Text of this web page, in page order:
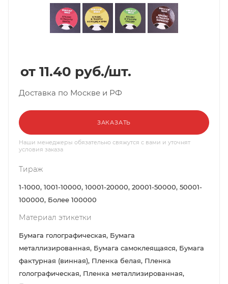
11.40 руб./шт.
Доставка по Москве и РФ
ЗАКАЗАТЬ
Наши менеджеры обязательно свяжутся с вами и уточнят
условия заказа
Тираж
1-1000, 1001-10000, 10001-20000, 20001-50000, 50001-
100000, Более 100000
Материал этикетки
Бумага голографическая, Бумага
металлизированная, Бумага самоклеящаяся, Бумага
фактурная (винная), Пленка белая, Пленка
голографическая, Пленка металлизированная,